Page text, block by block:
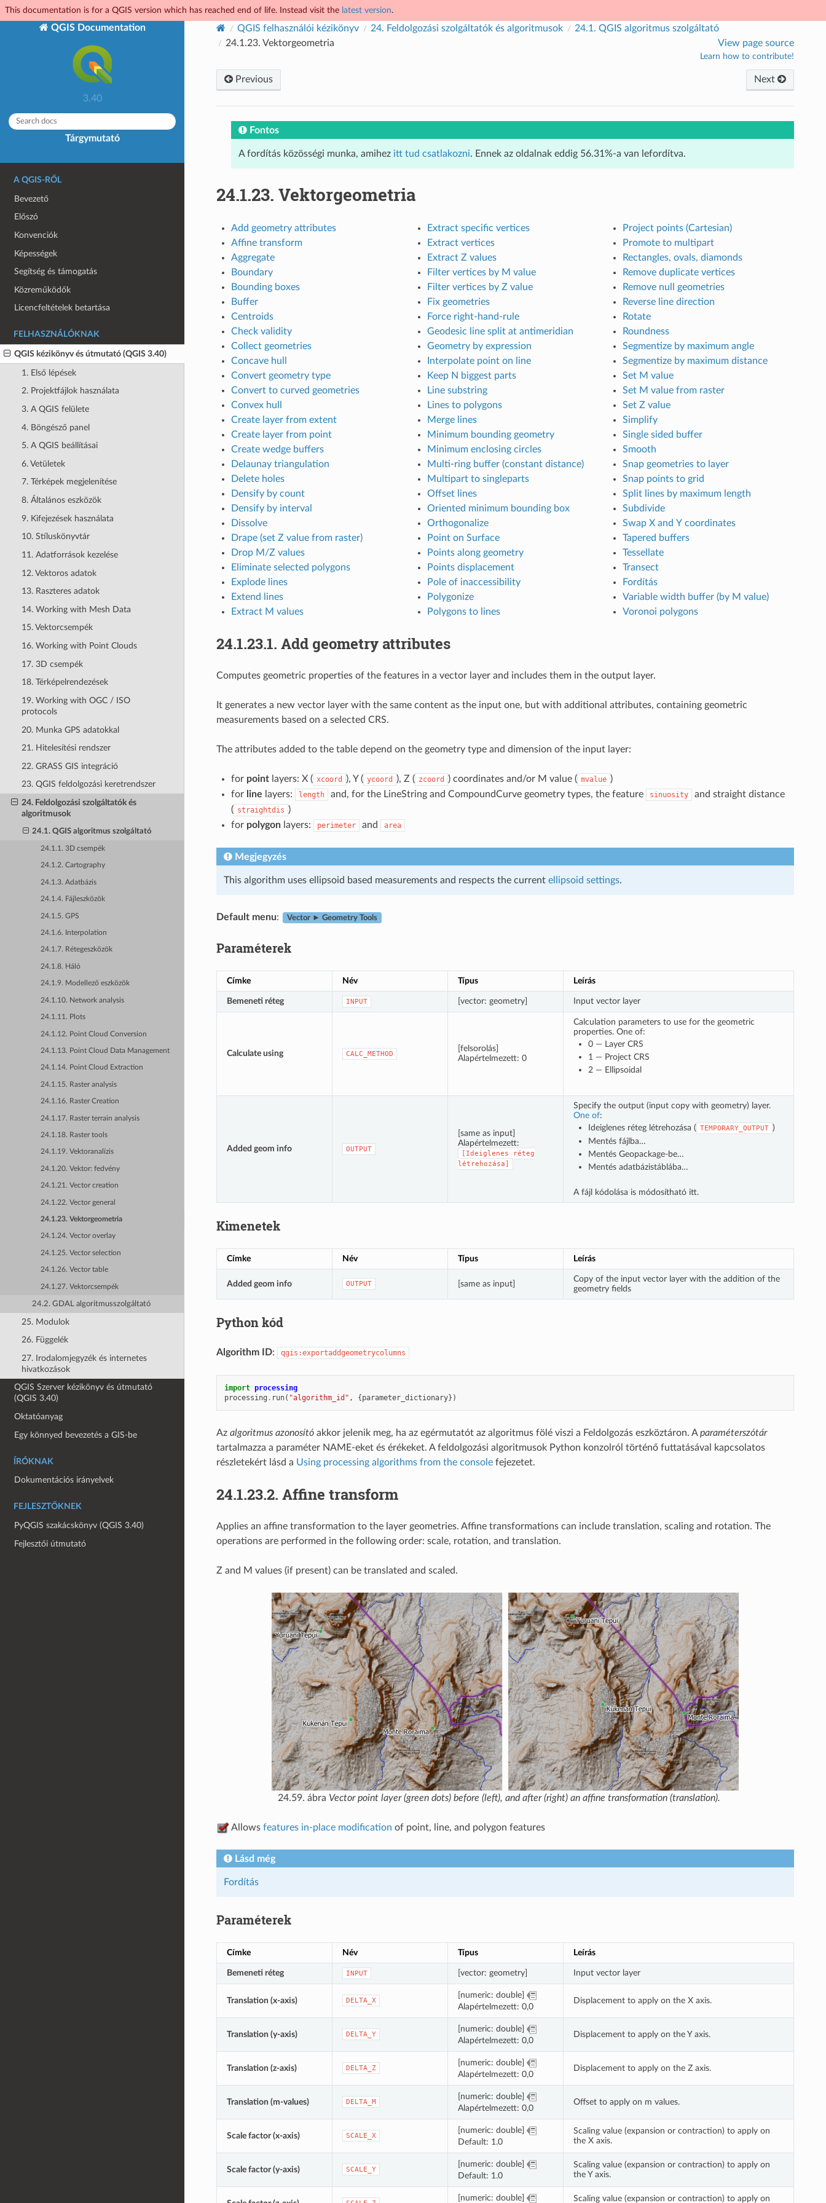
This documentation is for a QGIS version which has reached end of life. Instead visit the latest version.
QGIS Documentation
3.40
Tárgymutató
A QGIS-RŐL
Bevezető
Előszó
Konvenciók
Képességek
Segítség és támogatás
Közreműködők
Licencfeltételek betartása
FELHASZNÁLÓKNAK
QGIS kézikönyv és útmutató (QGIS 3.40)
1. Első lépések
2. Projektfájlok használata
3. A QGIS felülete
4. Böngésző panel
5. A QGIS beállításai
6. Vetületek
7. Térképek megjelenítése
8. Általános eszközök
9. Kifejezések használata
10. Stíluskönyvtár
11. Adatforrások kezelése
12. Vektoros adatok
13. Raszteres adatok
14. Working with Mesh Data
15. Vektorcsempék
16. Working with Point Clouds
17. 3D csempék
18. Térképelrendezések
19. Working with OGC / ISO
protocols
20. Munka GPS adatokkal
21. Hitelesítési rendszer
22. GRASS GIS integráció
23. QGIS feldolgozási keretrendszer
24. Feldolgozási szolgáltatók és
algoritmusok
24.1. QGIS algoritmus szolgáltató
24.1.1. 3D csempék
24.1.2. Cartography
24.1.3. Adatbázis
24.1.4. Fájleszközök
24.1.5. GPS
24.1.6. Interpolation
24.1.7. Rétegeszközök
24.1.8. Háló
24.1.9. Modellező eszközök
24.1.10. Network analysis
24.1.11. Plots
24.1.12. Point Cloud Conversion
24.1.13. Point Cloud Data Management
24.1.14. Point Cloud Extraction
24.1.15. Raster analysis
24.1.16. Raster Creation
24.1.17. Raster terrain analysis
24.1.18. Raster tools
24.1.19. Vektoranalízis
24.1.20. Vektor: fedvény
24.1.21. Vector creation
24.1.22. Vector general
24.1.23. Vektorgeometria
24.1.24. Vector overlay
24.1.25. Vector selection
24.1.26. Vector table
24.1.27. Vektorcsempék
24.2. GDAL algoritmusszolgáltató
25. Modulok
26. Függelék
27. Irodalomjegyzék és internetes
hivatkozások
QGIS Szerver kézikönyv és útmutató
(QGIS 3.40)
Oktatóanyag
Egy könnyed bevezetés a GIS-be
ÍRÓKNAK
Dokumentációs irányelvek
FEJLESZTŐKNEK
PyQGIS szakácskönyv (QGIS 3.40)
Fejlesztői útmutató
QGIS felhasználói kézikönyv 24. Feldolgozási szolgáltatók és algoritmusok 24.1. QGIS algoritmus szolgáltató
24.1.23. Vektorgeometria View page source
Learn how to contribute!
Previous Next
Fontos
A fordítás közösségi munka, amihez itt tud csatlakozni. Ennek az oldalnak eddig 56.31%-a van lefordítva.
24.1.23. Vektorgeometria
Add geometry attributes
Affine transform
Aggregate
Boundary
Bounding boxes
Buffer
Centroids
Check validity
Collect geometries
Concave hull
Convert geometry type
Convert to curved geometries
Convex hull
Create layer from extent
Create layer from point
Create wedge buffers
Delaunay triangulation
Delete holes
Densify by count
Densify by interval
Dissolve
Drape (set Z value from raster)
Drop M/Z values
Eliminate selected polygons
Explode lines
Extend lines
Extract M values
Extract specific vertices
Extract vertices
Extract Z values
Filter vertices by M value
Filter vertices by Z value
Fix geometries
Force right-hand-rule
Geodesic line split at antimeridian
Geometry by expression
Interpolate point on line
Keep N biggest parts
Line substring
Lines to polygons
Merge lines
Minimum bounding geometry
Minimum enclosing circles
Multi-ring buffer (constant distance)
Multipart to singleparts
Offset lines
Oriented minimum bounding box
Orthogonalize
Point on Surface
Points along geometry
Points displacement
Pole of inaccessibility
Polygonize
Polygons to lines
Project points (Cartesian)
Promote to multipart
Rectangles, ovals, diamonds
Remove duplicate vertices
Remove null geometries
Reverse line direction
Rotate
Roundness
Segmentize by maximum angle
Segmentize by maximum distance
Set M value
Set M value from raster
Set Z value
Simplify
Single sided buffer
Smooth
Snap geometries to layer
Snap points to grid
Split lines by maximum length
Subdivide
Swap X and Y coordinates
Tapered buffers
Tessellate
Transect
Fordítás
Variable width buffer (by M value)
Voronoi polygons
24.1.23.1. Add geometry attributes
Computes geometric properties of the features in a vector layer and includes them in the output layer.
It generates a new vector layer with the same content as the input one, but with additional attributes, containing geometric
measurements based on a selected CRS.
The attributes added to the table depend on the geometry type and dimension of the input layer:
for pointlayers: X ( xcoord ), Y ( ycoord ), Z ( zcoord ) coordinates and/or M value ( mvalue )
for line layers: length and, for the LineString and CompoundCurve geometry types, the feature sinuosity
and straight distance
( straightdis )
for polygonlayers: perimeter and area
Megjegyzés
This algorithm uses ellipsoid based measurements and respects the current ellipsoid settings.
Default menu: Vector ► Geometry Tools
Paraméterek
Címke Név Típus Leírás
Bemeneti réteg INPUT [vector: geometry] Input vector layer
Calculate using CALC_METHOD
[felsorolás]
Alapértelmezett: 0
Calculation parameters to use for the geometric
properties. One of:
0 — Layer CRS
1 — Project CRS
2 — Ellipsoidal
Added geom info OUTPUT
[same as input]
Alapértelmezett:
[Ideiglenes
réteg
létrehozása]
Specify the output (input copy with geometry) layer.
One of:
Ideiglenes réteg létrehozása ( TEMPORARY_OUTPUT )
Mentés fájlba…
Mentés Geopackage-be…
Mentés adatbázistáblába…
A fájl kódolása is módosítható itt.
Kimenetek
Címke Név Típus Leírás
Added geom info OUTPUT [same as input]
Copy of the input vector layer with the addition of the
geometry fields
Python kód
Algorithm ID: qgis:exportaddgeometrycolumns
import processing
processing . run( "algorithm_id" , { parameter_dictionary})
Az algoritmus azonosítóakkor jelenik meg, ha az egérmutatót az algoritmus fölé viszi a Feldolgozás eszköztáron. Aparaméterszótár
tartalmazza a paraméter NAME-eket és érékeket. A feldolgozási algoritmusok Python konzolról történő futtatásával kapcsolatos
részletekért lásd a Using processing algorithms from the consolefejezetet.
24.1.23.2. Affine transform
Applies an affine transformation to the layer geometries. Affine transformations can include translation, scaling and rotation. The
operations are performed in the following order: scale, rotation, and translation.
Z and M values (if present) can be translated and scaled.
24.59. ábra Vector point layer (green dots) before (left), and after (right) an affine transformation (translation).
Allows features in-place modification of point, line, and polygon features
Lásd még
Fordítás
Paraméterek
Címke Név Típus Leírás
Bemeneti réteg INPUT [vector: geometry] Input vector layer
Translation (x-axis) DELTA_X
[numeric: double]
Alapértelmezett: 0,0
Displacement to apply on the X axis.
Translation (y-axis) DELTA_Y
[numeric: double]
Alapértelmezett: 0,0
Displacement to apply on the Y axis.
Translation (z-axis) DELTA_Z
[numeric: double]
Alapértelmezett: 0,0
Displacement to apply on the Z axis.
Translation (m-values) DELTA_M
[numeric: double]
Alapértelmezett: 0,0
Offset to apply on m values.
Scale factor (x-axis) SCALE_X
[numeric: double]
Default: 1.0
Scaling value (expansion or contraction) to apply on
the X axis.
Scale factor (y-axis) SCALE_Y
[numeric: double]
Default: 1.0
Scaling value (expansion or contraction) to apply on
the Y axis.
[numeric: double] Scaling value (expansion or contraction) to apply on